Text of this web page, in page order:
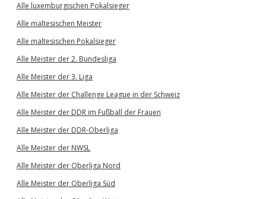
Alle luxemburgischen Pokalsieger
Alle maltesischen Meister
Alle maltesischen Pokalsieger
Alle Meister der 2. Bundesliga
Alle Meister der 3. Liga
Alle Meister der Challenge League in der Schweiz
Alle Meister der DDR im Fußball der Frauen
Alle Meister der DDR-Oberliga
Alle Meister der NWSL
Alle Meister der Oberliga Nord
Alle Meister der Oberliga Süd